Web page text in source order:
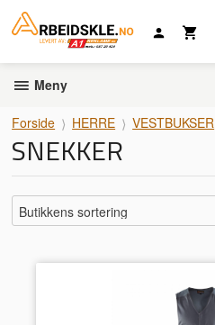
innholdet
Meny
Forside HERRE VESTBUKSER
SNEKKER